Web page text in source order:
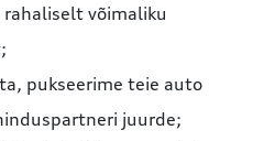
võimaliku
pukseerime teie auto
juurde;